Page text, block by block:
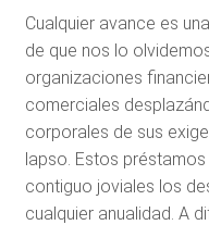
Cualquier avance es
de que nos lo
organizaciones
comerciales
corporales de sus
lapso. Estos
contiguo joviales los
cualquier anualidad. A